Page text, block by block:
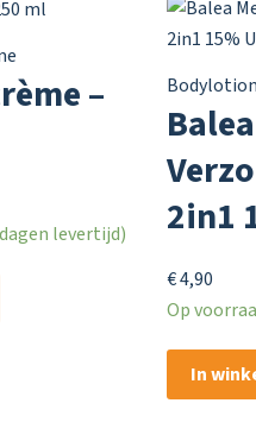
–
levertijd)
2in1
€4,90
Op
In